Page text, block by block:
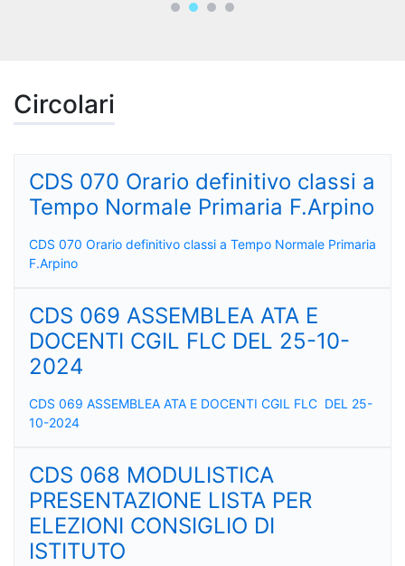
Circolari
CDS 070 Orario definitivo classi a
Tempo Normale Primaria F.Arpino
CDS 070 Orario definitivo classi a Tempo Normale Primaria
F.Arpino
CDS 069 ASSEMBLEA ATA E
DOCENTI CGIL FLC DEL 25-10-
2024
CDS 069 ASSEMBLEA ATA E DOCENTI CGIL FLC DEL 25-
10-2024
CDS 068 MODULISTICA
PRESENTAZIONE LISTA PER
ELEZIONI CONSIGLIO DI
ISTITUTO